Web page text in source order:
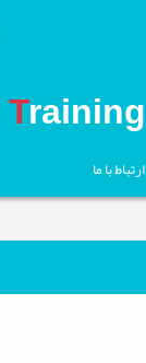
Training
ارتباط با ما